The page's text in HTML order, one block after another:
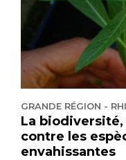
GRANDE RÉGION -
La
contre les
envahissantes